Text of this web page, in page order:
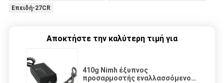
Επειδή-27CR
Αποκτήστε την καλύτερη τιμή για
410g Nimh έξυπνος
προσαρμοστής εναλλασσόμενου